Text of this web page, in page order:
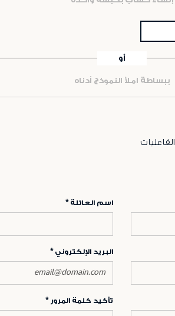
أو
ببساطة املأ النموذج أدناه
اسم العائلة
البريد الإلكتروني
تأكيد كلمة المرور